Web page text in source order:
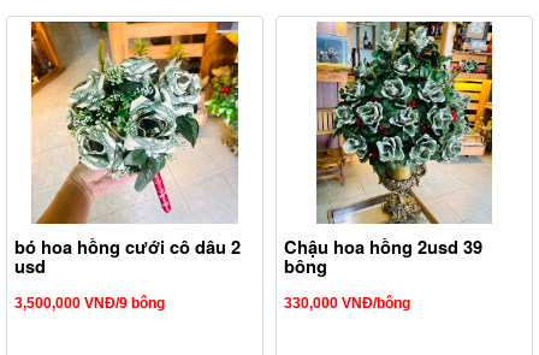
bó hoa hồng cưới cô dâu 2
usd
3,500,000 VNĐ/9 bông
Chậu hoa hồng 2usd 39
bông
330,000 VNĐ/bông